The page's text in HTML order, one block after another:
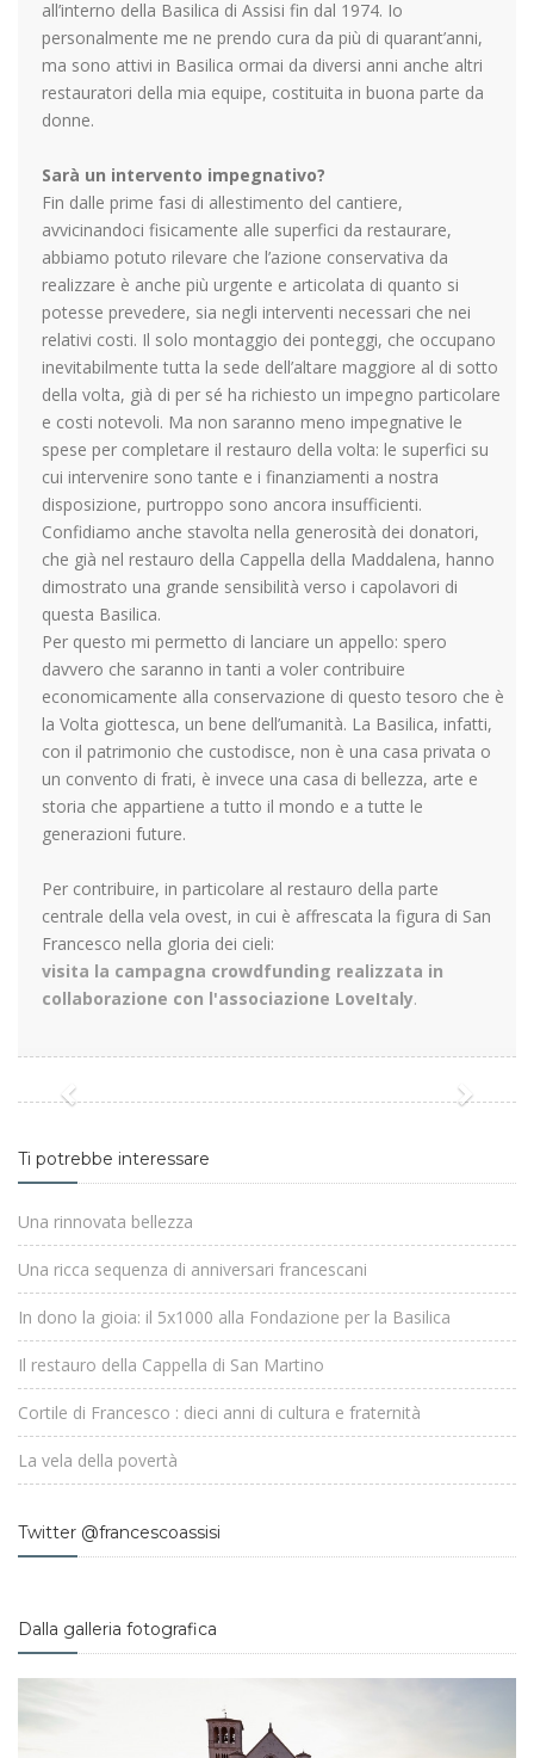
all’interno della Basilica di Assisi fin dal 1974. Io
personalmente me ne prendo cura da più di quarant’anni,
ma sono attivi in Basilica ormai da diversi anni anche altri
restauratori della mia equipe, costituita in buona parte da
donne.
Sarà un intervento impegnativo?
Fin dalle prime fasi di allestimento del cantiere,
avvicinandoci fisicamente alle superfici da restaurare,
abbiamo potuto rilevare che l’azione conservativa da
realizzare è anche più urgente e articolata di quanto si
potesse prevedere, sia negli interventi necessari che nei
relativi costi. Il solo montaggio dei ponteggi, che occupano
inevitabilmente tutta la sede dell’altare maggiore al di sotto
della volta, già di per sé ha richiesto un impegno particolare
e costi notevoli. Ma non saranno meno impegnative le
spese per completare il restauro della volta: le superfici su
cui intervenire sono tante e i finanziamenti a nostra
disposizione, purtroppo sono ancora insufficienti.
Confidiamo anche stavolta nella generosità dei donatori,
che già nel restauro della Cappella della Maddalena, hanno
dimostrato una grande sensibilità verso i capolavori di
questa Basilica.
Per questo mi permetto di lanciare un appello: spero
davvero che saranno in tanti a voler contribuire
economicamente alla conservazione di questo tesoro che è
la Volta giottesca, un bene dell’umanità. La Basilica, infatti,
con il patrimonio che custodisce, non è una casa privata o
un convento di frati, è invece una casa di bellezza, arte e
storia che appartiene a tutto il mondo e a tutte le
generazioni future.
Per contribuire, in particolare al restauro della parte
centrale della vela ovest, in cui è affrescata la figura di San
Francesco nella gloria dei cieli:
visita la campagna crowdfunding realizzata in
collaborazione con l'associazione LoveItaly.
Previous Next
Ti potrebbe interessare
Una rinnovata bellezza
Una ricca sequenza di anniversari francescani
In dono la gioia: il 5x1000 alla Fondazione per la Basilica
Il restauro della Cappella di San Martino
Cortile di Francesco : dieci anni di cultura e fraternità
La vela della povertà
Twitter @francescoassisi
Dalla galleria fotografica